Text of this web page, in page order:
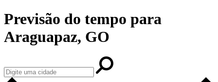
Previsão do tempo para
Araguapaz, GO